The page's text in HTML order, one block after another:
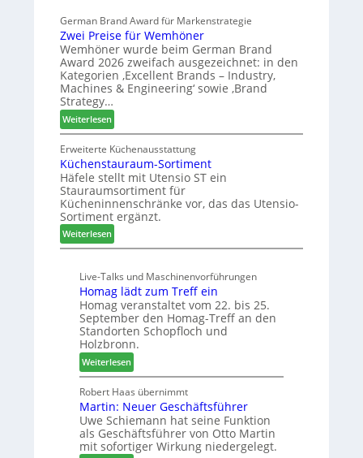
t
Z
u
k
u
f
t
s
t
F
ü
h
r
u
n
g
a
n
v
e
d
i
u
n
d
H
u
b
t
e
x
s
t
e
e
n
a
u
s
German Brand Award für Markenstrategie
Zwei Preise für Wemhöner
Wemhöner wurde beim German Brand
Award 2026 zweifach ausgezeichnet: in den
Kategorien ‚Excellent Brands – Industry,
Machines & Engineering‘ sowie ‚Brand
Strategy…
Weiterlesen:
Z
w
e
i
P
r
e
i
s
f
ü
r
W
e
m
h
ö
n
e
r
Erweiterte Küchenausstattung
Küchenstauraum-Sortiment
Häfele stellt mit Utensio ST ein
Stauraumsortiment für
Kücheninnenschränke vor, das das Utensio-
Sortiment ergänzt.
Weiterlesen:
K
c
h
e
n
s
t
a
u
r
a
u
m
-
Live-Talks und Maschinenvorführungen
Homag lädt zum Treff ein
Homag veranstaltet vom 22. bis 25.
September den Homag-Treff an den
Standorten Schopfloch und
Holzbronn.
Weiterlesen:
H
o
m
a
g
l
Robert Haas übernimmt
Martin: Neuer Geschäftsführer
Uwe Schiemann hat seine Funktion
als Geschäftsführer von Otto Martin
mit sofortiger Wirkung niedergelegt.